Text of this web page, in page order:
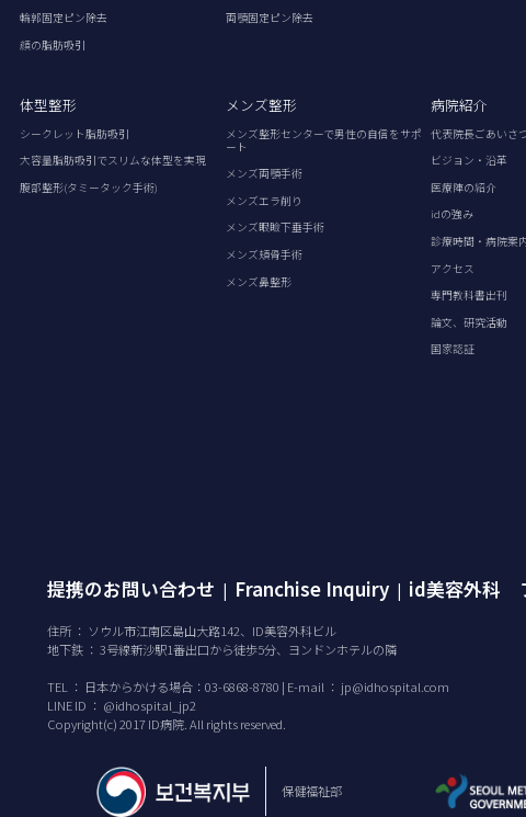
輪郭固定ピン除去
顔の脂肪吸引
両顎固定ピン除去
体型整形
シークレット脂肪吸引
大容量脂肪吸引でスリムな体型を実現
腹部整形(タミータック手術)
メンズ整形
メンズ整形センターで男性の自信をサポ
ート
メンズ両顎手術
メンズエラ削り
メンズ眼瞼下垂手術
メンズ頬骨手術
メンズ鼻整形
病院紹介
代表院長ごあいさ
ビジョン・沿革
医療陣の紹介
idの強み
診療時間・病院案
アクセス
専門教科書出刊
論文、研究活動
国家認証
提携のお問い合わせ | Franchise Inquiry | id美容外科
住所 ： ソウル市江南区島山大路142、ID美容外科ビル
地下鉄 ： 3号線新沙駅1番出口から徒歩5分、ヨンドンホテルの隣
TEL ： 日本からかける場合：03-6868-8780 | E-mail ： jp@idhospital.com
LINE ID ： @idhospital_jp2
Copyright(c) 2017 ID病院. All rights reserved.
保健福祉部